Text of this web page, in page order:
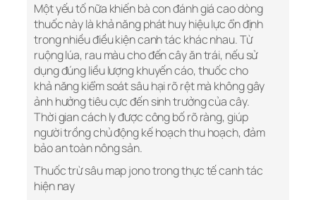
Một yếu tố nữa khiến bà con đánh giá cao dòng
thuốc này là khả năng phát huy hiệu lực ổn định
trong nhiều điều kiện canh tác khác nhau. Từ
ruộng lúa, rau màu cho đến cây ăn trái, nếu sử
dụng đúng liều lượng khuyến cáo, thuốc cho
khả năng kiểm soát sâu hại rõ rệt mà không gây
ảnh hưởng tiêu cực đến sinh trưởng của cây.
Thời gian cách ly được công bố rõ ràng, giúp
người trồng chủ động kế hoạch thu hoạch, đảm
bảo an toàn nông sản.
Thuốc trừ sâu map jono trong thực tế canh tác
hiện nay